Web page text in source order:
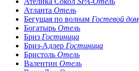
Атланта Отель
Бегущая по волнам Гостевой дом
Богатырь Отель
Бриз Гостиница
Бриз-Адлер Гостиница
Бристоль Отель
Валентин Отель